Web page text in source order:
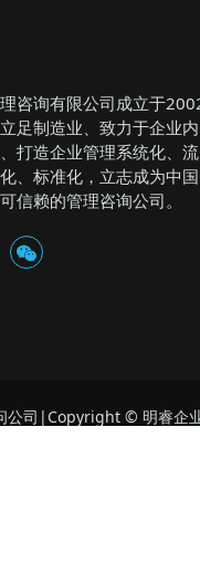
咨询有限公司成立于
足制造业、致力于企业内
打造企业管理系统化、流
、标准化，立志成为中国
信赖的管理咨询公司。
公司|Copyright © 明睿企